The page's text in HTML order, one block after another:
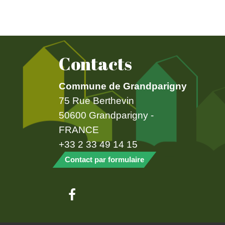
Contacts
Commune de Grandparigny
75 Rue Berthevin
50600 Grandparigny -
FRANCE
+33 2 33 49 14 15
Contact par formulaire